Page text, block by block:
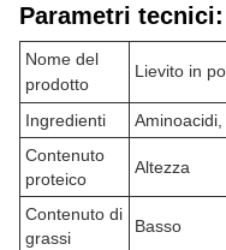
Parametri tecnici:
Nome del
prodotto
Lievito in
Ingredienti
Contenuto
proteico
Altezza
Contenuto di
grassi
Basso